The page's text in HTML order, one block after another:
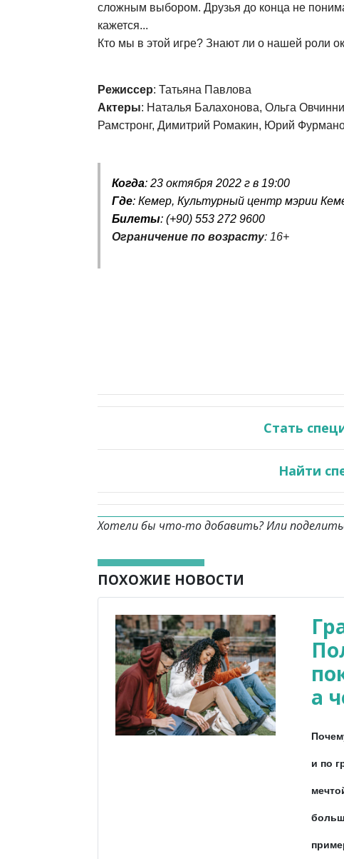
сложным выбором. Друзья до конца не
кажется...
Кто мы в этой игре? Знают ли о нашей роли
Режиссер: Татьяна Павлова
Актеры: Наталья Балахонова, Ольга
Рамстронг, Димитрий Ромакин, Юрий
Когда: 23 октября 2022 г в 19:00
Где: Кемер, Культурный центр мэрии
Билеты: (+90) 553 272 9600
Ограничение по возрасту: 16+
Стать
Найти
Хотели бы что-то добавить? Или
ПОХОЖИЕ НОВОСТИ
а
и по